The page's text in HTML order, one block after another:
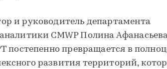
и руководитель департамента
CMWP Полина
постепенно превращается в
развития территорий,